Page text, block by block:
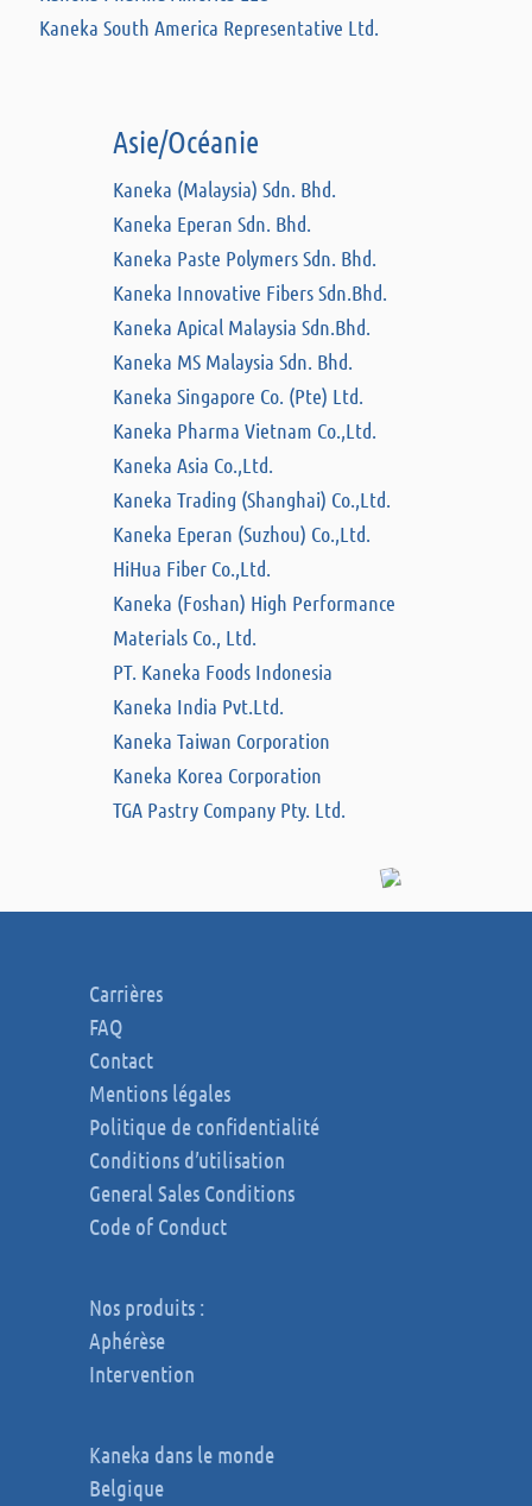
Kaneka South America Representative Ltd.
Asie/Océanie
Kaneka (Malaysia) Sdn. Bhd.
Kaneka Eperan Sdn. Bhd.
Kaneka Paste Polymers Sdn. Bhd.
Kaneka Innovative Fibers Sdn.Bhd.
Kaneka Apical Malaysia Sdn.Bhd.
Kaneka MS Malaysia Sdn. Bhd.
Kaneka Singapore Co. (Pte) Ltd.
Kaneka Pharma Vietnam Co.,Ltd.
Kaneka Asia Co.,Ltd.
Kaneka Trading (Shanghai) Co.,Ltd.
Kaneka Eperan (Suzhou) Co.,Ltd.
HiHua Fiber Co.,Ltd.
Kaneka (Foshan) High Performance
Materials Co., Ltd.
PT. Kaneka Foods Indonesia
Kaneka India Pvt.Ltd.
Kaneka Taiwan Corporation
Kaneka Korea Corporation
TGA Pastry Company Pty. Ltd.
Carrières
FAQ
Contact
Mentions légales
Politique de confidentialité
Conditions d’utilisation
General Sales Conditions
Code of Conduct
Nos produits :
Aphérèse
Intervention
Kaneka dans le monde
Belgique